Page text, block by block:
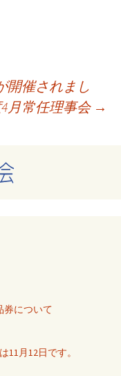
開催されまし
月常任理事会 →
券について
月12日です。